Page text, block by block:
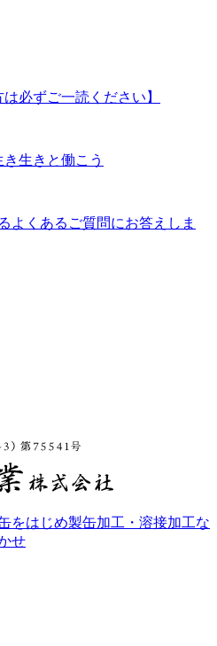
必ずご一読ください】
生きと働こう
よくあるご質問にお答えしま
をはじめ製缶加工・溶接加工な
せ